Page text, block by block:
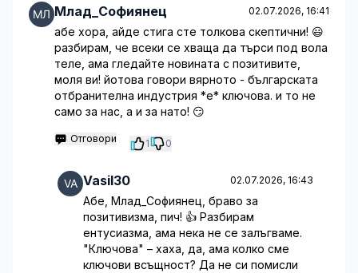
Млад_Софиянец 02.07.2026, 16:41
абе хора, айде стига сте толкова скептични! 😃
разбирам, че всеки се хваща да търси под вола
теле, ама гледайте новината с позитивите,
моля ви! йотова говори вярното - българската
отбранителна индустрия *е* ключова. и то не
само за нас, а и за нато! 😏
Отговори 1 0
Vasil30 02.07.2026, 16:43
Абе, Млад_Софиянец, браво за
позитивизма, пич! 👍 Разбирам
ентусиазма, ама нека не се залъгваме.
"Ключова" – хаха, да, ама колко сме
ключови всъщност? Да не си помисли